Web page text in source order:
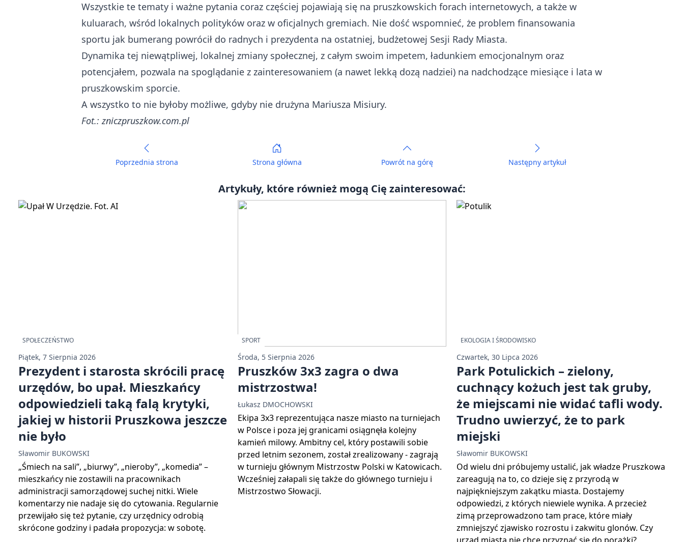
Wszystkie te tematy i ważne pytania coraz częściej pojawiają się na pruszkowskich forach internetowych, a także w
kuluarach, wśród lokalnych polityków oraz w oficjalnych gremiach. Nie dość wspomnieć, że problem finansowania
sportu jak bumerang powrócił do radnych i prezydenta na ostatniej, budżetowej Sesji Rady Miasta.
Dynamika tej niewątpliwej, lokalnej zmiany społecznej, z całym swoim impetem, ładunkiem emocjonalnym oraz
potencjałem, pozwala na spoglądanie z zainteresowaniem (a nawet lekką dozą nadziei) na nadchodzące miesiące i lata w
pruszkowskim sporcie.
A wszystko to nie byłoby możliwe, gdyby nie drużyna Mariusza Misiury.
Fot.:zniczpruszkow.com.pl
Poprzednia strona Strona główna Powrót na górę Następny artykuł
Artykuły, które również mogą Cię zainteresować:
SPOŁECZEŃSTWO
Piątek, 7 Sierpnia 2026
Prezydent i starosta skrócili pracę
urzędów, bo upał. Mieszkańcy
odpowiedzieli taką falą krytyki,
jakiej w historii Pruszkowa jeszcze
nie było
Sławomir BUKOWSKI
„Śmiech na sali”, „biurwy”, „nieroby”, „komedia” –
mieszkańcy nie zostawili na pracownikach
administracji samorządowej suchej nitki. Wiele
komentarzy nie nadaje się do cytowania. Regularnie
przewijało się też pytanie, czy urzędnicy odrobią
skrócone godziny i padała propozycja: w sobotę.
SPORT
Środa, 5 Sierpnia 2026
Pruszków 3x3 zagra o dwa
mistrzostwa!
Łukasz DMOCHOWSKI
Ekipa 3x3 reprezentująca nasze miasto na turniejach
w Polsce i poza jej granicami osiągnęła kolejny
kamień milowy. Ambitny cel, który postawili sobie
przed letnim sezonem, został zrealizowany - zagrają
w turnieju głównym Mistrzostw Polski w Katowicach.
Wcześniej załapali się także do głównego turnieju i
Mistrzostwo Słowacji.
EKOLOGIA I ŚRODOWISKO
Czwartek, 30 Lipca 2026
Park Potulickich – zielony,
cuchnący kożuch jest tak gruby,
że miejscami nie widać tafli wody.
Trudno uwierzyć, że to park
miejski
Sławomir BUKOWSKI
Od wielu dni próbujemy ustalić, jak władze Pruszkowa
zareagują na to, co dzieje się z przyrodą w
najpiękniejszym zakątku miasta. Dostajemy
odpowiedzi, z których niewiele wynika. A przecież
zimą przeprowadzono tam prace, które miały
zmniejszyć zjawisko rozrostu i zakwitu glonów. Czy